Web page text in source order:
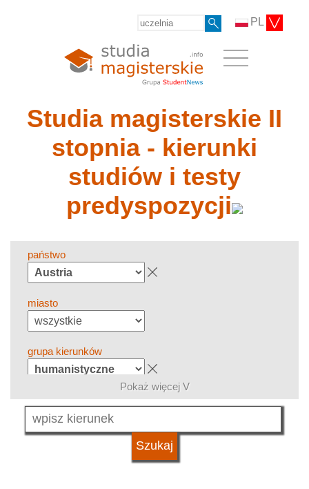
PL
Studia magisterskie II
stopnia - kierunki
studiów i testy
predyspozycji
państwo
miasto
grupa kierunków
język
Pokaż więcej V